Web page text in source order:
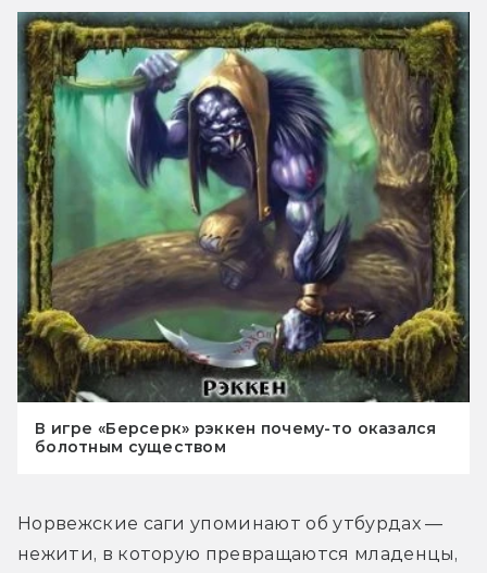
В игре «Берсерк» рэккен почему-то оказался
болотным существом
Норвежские саги упоминают об утбурдах —
нежити, в которую превращаются младенцы,